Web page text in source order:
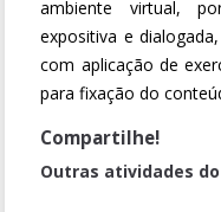
ambiente virtual,
expositiva e
com aplicação de
para fixação do
Compartilhe!
Outras atividades